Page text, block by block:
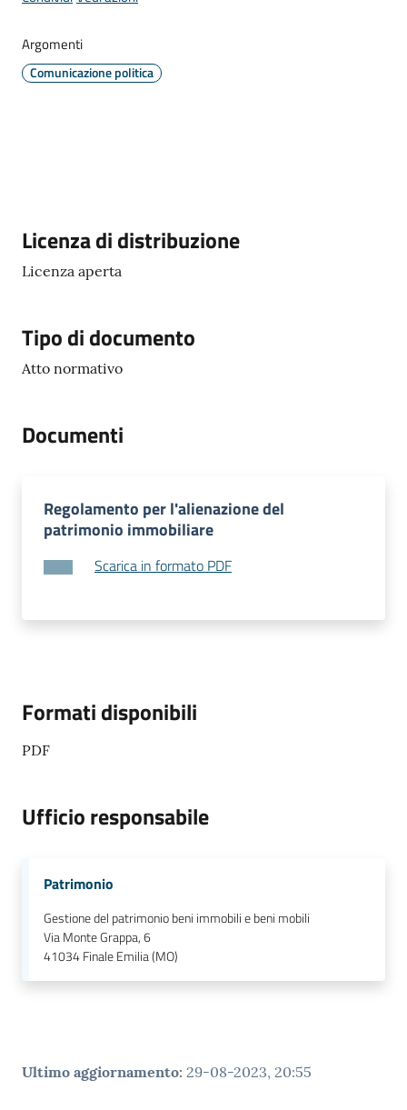
appuntamento
A
m
t
Sportello
argomenti...
Argomenti
Comunicazione politica
Descrizione
Licenza di distribuzione
Licenza aperta
Tipo di documento
Atto normativo
Documenti
Regolamento per l'alienazione del
patrimonio immobiliare
Scarica in formato PDF
Formati disponibili
PDF
Ufficio responsabile
Patrimonio
Gestione del patrimonio beni immobili e beni mobili
Via Monte Grappa, 6
41034Finale Emilia (MO)
Ultimo aggiornamento: 29-08-2023, 20:55